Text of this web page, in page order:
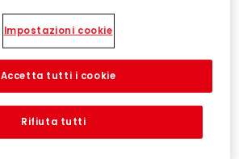
Impostazioni cookie
Rifiuta tutti
Accetta tutti i cookie